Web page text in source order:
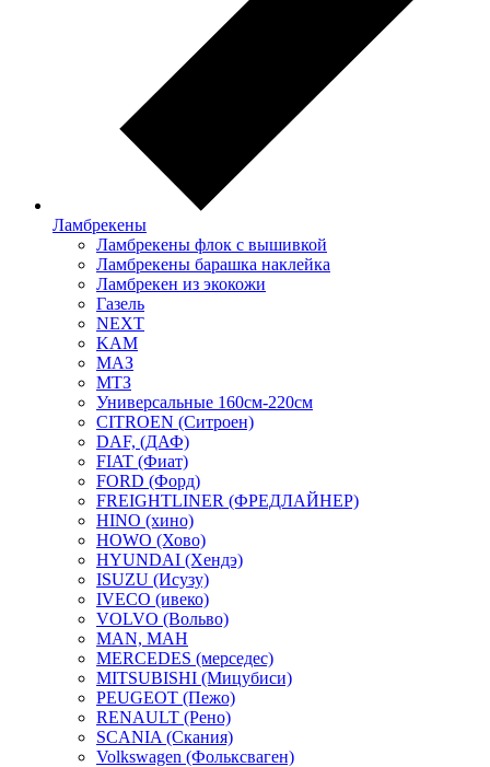
Ламбрекены
Ламбрекены флок с вышивкой
Ламбрекены барашка наклейка
Ламбрекен из экокожи
Газель
NEXT
KAM
МАЗ
МТЗ
Универсальные 160см-220см
CITROEN (Ситроен)
DAF, (ДАФ)
FIAT (Фиат)
FORD (Форд)
FREIGHTLINER (ФРЕДЛАЙНЕР)
HINO (хино)
HOWO (Хово)
HYUNDAI (Хендэ)
ISUZU (Исузу)
IVECO (ивеко)
VOLVO (Вольво)
MAN, МАН
MERCEDES (мерседес)
MITSUBISHI (Мицубиси)
PEUGEOT (Пежо)
RENAULT (Рено)
SCANIA (Скания)
Volkswagen (Фольксваген)